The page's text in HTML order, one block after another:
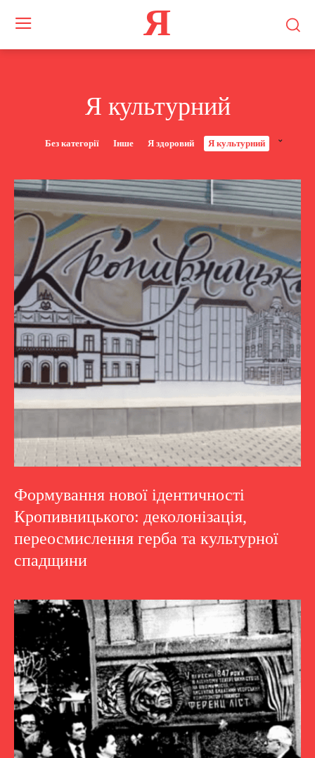
Я
Я культурний
Без категорії Інше Я здоровий Я культурний
Формування нової ідентичності
Кропивницького: деколонізація,
переосмислення герба та культурної
спадщини